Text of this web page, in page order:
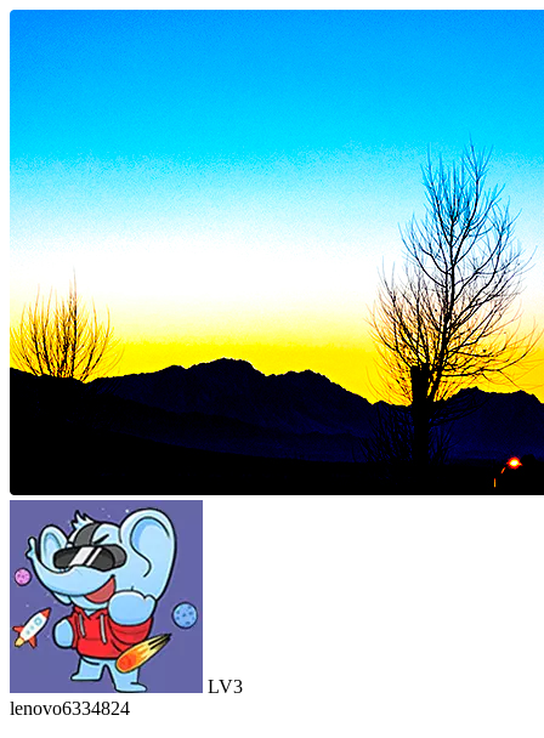
LV3
lenovo6334824